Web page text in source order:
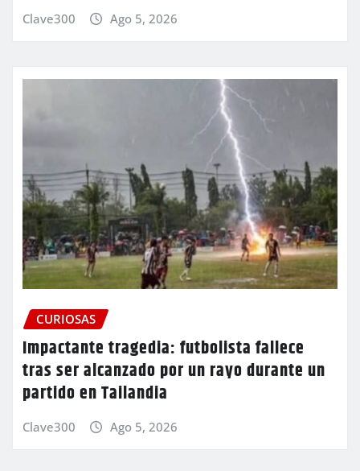
Clave300 Ago 5, 2026
CURIOSAS
Impactante tragedia: futbolista fallece
tras ser alcanzado por un rayo durante un
partido en Tailandia
Clave300 Ago 5, 2026